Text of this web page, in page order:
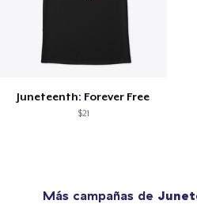
Juneteenth: Forever Free
$21
Más campañas de